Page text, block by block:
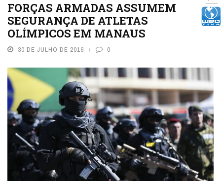
FORÇAS ARMADAS ASSUMEM
SEGURANÇA DE ATLETAS
OLÍMPICOS EM MANAUS
30 DE JULHO DE 2016 0